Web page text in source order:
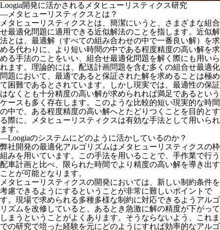
Loogia開発に活かされるメタヒューリスティクス研究
―メタヒューリスティクスとは？
メタヒューリスティクスとは、簡潔にいうと、さまざまな組合
せ最適化問題に適用できる近似解法のことを指します。近似解
法とは、最適解（すべての組み合わせの中で一番良い解）を求
める代わりに、より短い時間の中である程度精度の高い解を求
める手法のことをいい、組合せ最適化問題を解く際にも用いら
れます。理論的には、配送計画問題を含む多くの組合せ最適化
問題において、最適であると保証された解を求めることは極め
て困難であるとされています。しかし現実では、最適性の保証
はなくとも十分精度の高い解が求められれば満足であるという
ケースも多く存在します。このような比較的短い現実的な時間
の中で、ある程度精度の高い解へとたどりつくことを目的とす
る際に、メタヒューリスティクスは有効な手法として用いられ
ます。
―Loogiaのシステムにどのように活かしているのか？
弊社開発の最適化アルゴリズムはメタヒューリスティクスの枠
組みを用いています。この手法を用いることで、手作業で行う
配車計画と比べ、限られた時間でより精度の高い解を導き出す
ことが可能となります。
メタヒューリスティクスの開発においては、新しい制約条件を
考慮できるようにするということが非常に難しいポイントで
す。現場で求められる多種多様な制約に対応できるようアルゴ
リズムを改修していると、あるとき急激に解の精度が下がって
しまうということがよくあります。そうならないよう、これま
での研究で培った経験を元にどのようにすれば効率的なアルゴ